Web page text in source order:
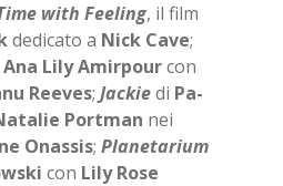
with Fee­ling, il film
de­di­ca­to a Nick Cave;
Ana Lily Amir­pourcon
Ree­ves; Jac­kiedi Pa­
Port­man nei
Onas­sis; Pla­ne­ta­rium
con Lily Rose